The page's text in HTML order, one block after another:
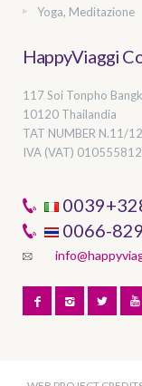
Yoga, Meditazione
HappyViaggi
117 Soi Tonpho
10120 Thailandia
TAT NUMBER N.11/
IVA (VAT)
0066-